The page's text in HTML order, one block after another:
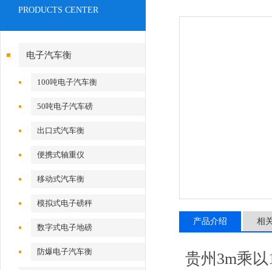
PRODUCTS CENTER
电子汽车衡
100吨电子汽车衡
50吨电子汽车磅
出口式汽车衡
便携式轴重仪
移动式汽车衡
模拟式电子磅秤
数字式电子地磅
防爆电子汽车衡
产品介绍 相
贵州3m乘